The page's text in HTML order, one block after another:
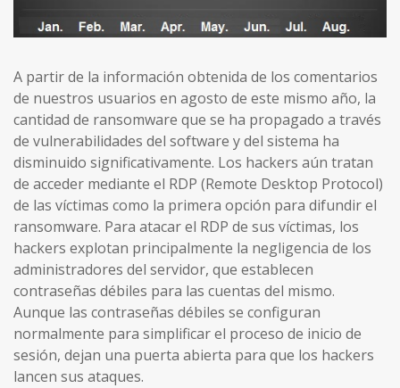
A partir de la información obtenida de los comentarios
de nuestros usuarios en agosto de este mismo año, la
cantidad de ransomware que se ha propagado a través
de vulnerabilidades del software y del sistema ha
disminuido significativamente. Los hackers aún tratan
de acceder mediante el RDP (Remote Desktop Protocol)
de las víctimas como la primera opción para difundir el
ransomware. Para atacar el RDP de sus víctimas, los
hackers explotan principalmente la negligencia de los
administradores del servidor, que establecen
contraseñas débiles para las cuentas del mismo.
Aunque las contraseñas débiles se configuran
normalmente para simplificar el proceso de inicio de
sesión, dejan una puerta abierta para que los hackers
lancen sus ataques.